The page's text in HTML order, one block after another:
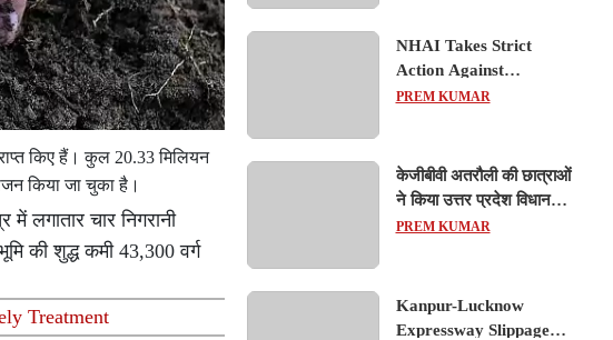
किए हैं। कुल 20.33 मिलियन
किया जा चुका है।
लगातार चार निगरानी
की शुद्ध कमी 43,300 वर्ग
Treatment
NHAI Takes Strict
Action Against
Concessionaire,
Expressway Issues
PREM KUMAR
केजीबीवी अतरौली की छात्राओं
ने किया उत्तर प्रदेश विधानसभा
का शैक्षिक भ्रमण, लोकतांत्रिक
PREM KUMAR
Kanpur-Lucknow
Expressway Slippage